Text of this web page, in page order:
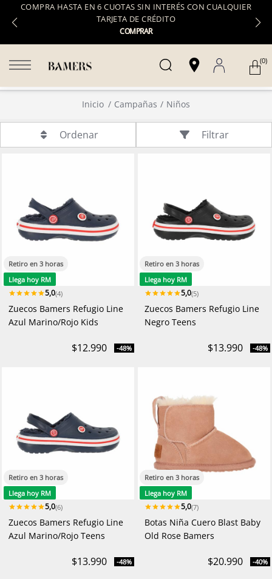
COMPRA HASTA EN 6 CUOTAS SIN INTERÉS CON CUALQUIER
TARJETA DE CRÉDITO
COMPRAR
(0)
Inicio Campañas Niños
Ordenar Filtrar
Retiro en 3 horas
Llega hoy RM
5,0(4)
Zuecos Bamers Refugio Line
Azul Marino/Rojo Kids
$12.990 -48%
Retiro en 3 horas
Llega hoy RM
5,0(5)
Zuecos Bamers Refugio Line
Negro Teens
$13.990 -48%
Retiro en 3 horas
Llega hoy RM
5,0(6)
Zuecos Bamers Refugio Line
Azul Marino/Rojo Teens
$13.990 -48%
Retiro en 3 horas
Llega hoy RM
5,0(7)
Botas Niña Cuero Blast Baby
Old Rose Bamers
$20.990 -40%